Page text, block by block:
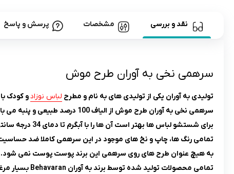
نقد و بررسی مشخصات پرسش و پاسخ
سرهمی نخی به آوران طرح موش
تولیدی به آوران یکی از تولیدی های به نام و مطرح لباس نوزادو کودک
سرهمی نخی به آوران طرح موش از الیاف 100 درصد طبیعی و پنبه می باشد.
برای شستشو لباس ها بهتر است آن ها را با آبگرم تا دمای 34 درجه سانتی گراد و با
تمامی رنگ ها، چاپ و نخ های موجود در این سرهمی کاملا ضد
به هیچ عنوان طرح های روی سرهمی این برند پوست پوست نمی شود.
تمامی محصولات تولید شده توسط برند به آوران Behavaran بسیار مرغوب و با کیفیت می باشند.